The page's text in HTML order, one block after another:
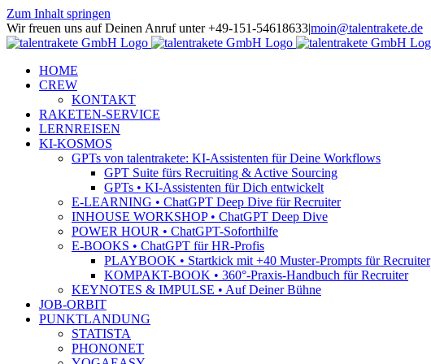
Zum Inhalt springen
Wir freuen uns auf Deinen Anruf unter +49-151-54618633|moin@talentrakete.de
HOME
CREW
KONTAKT
RAKETEN-SERVICE
LERNREISEN
KI-KOSMOS
GPTs von talentrakete: KI-Assistenten für Deine Workflows
GPT Suite fürs Recruiting & Active Sourcing
GPTs • KI-Assistenten für Dich entwickelt
E-LEARNING • ChatGPT Deep Dive für Recruiter
INHOUSE WORKSHOP • ChatGPT Deep Dive
POWER HOUR • ChatGPT-Soforthilfe
E-BOOKS • ChatGPT für HR-Profis
PLAYBOOK • Startkick mit +40 Muster-Prompts für Recruiter
KOMPAKT-BOOK • 360°-Praxis-Handbuch für Recruiter
KEYNOTES & IMPULSE • Auf Deiner Bühne
JOB-ORBIT
PUNKTLANDUNG
STATISTA
PHONONET